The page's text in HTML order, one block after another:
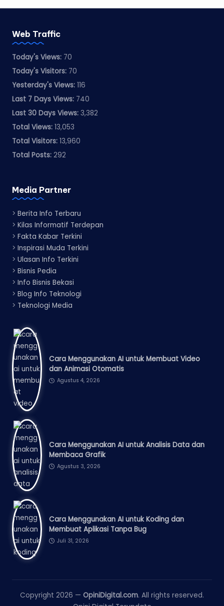
Web Traffic
Today's Views: 70
Today's Visitors: 70
Yesterday's Views: 116
Last 7 Days Views: 740
Last 30 Days Views: 3,382
Total Views: 13,053
Total Visitors: 13,960
Total Posts: 292
Media Partner
> Berita Info Terbaru
> Kilas Informatif Terdepan
> Fakta Kabar Terkini
> Inspirasi Muda Terkini
> Ulasan Info Terkini
> Bisnis Pedia
> Info Bisnis Bekasi
> Blog Info Teknologi
> Teknologi Media
Cara Menggunakan AI untuk Membuat Video
dan Animasi Otomatis
Agustus 4, 2026
Cara Menggunakan AI untuk Analisis Data dan
Membaca Grafik
Agustus 3, 2026
Cara Menggunakan AI untuk Koding dan
Membuat Aplikasi Tanpa Bug
Juli 31, 2026
Copyright 2026 — OpiniDigital.com. All rights reserved.